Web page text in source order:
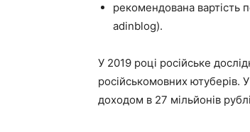
рекомендована вартість
adinblog).
У 2019 році російське
російськомовних ютуберів.
доходом в 27 мільйонів